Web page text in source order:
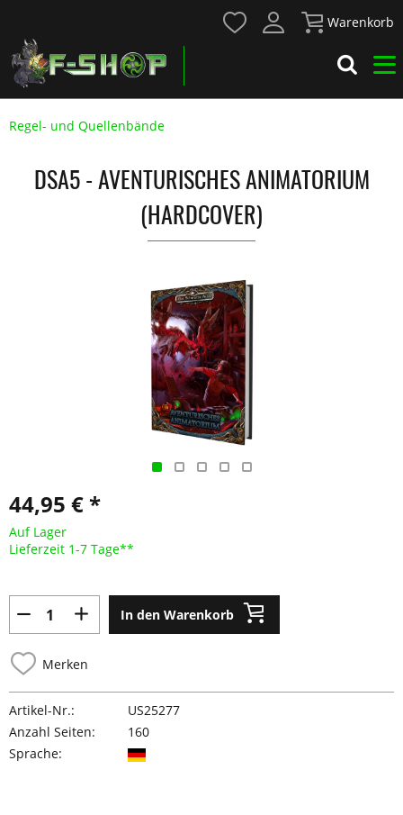
Warenkorb
Regel- und Quellenbände
DSA5 - AVENTURISCHES ANIMATORIUM
(HARDCOVER)
44,95 € *
Auf Lager
Lieferzeit 1-7 Tage**
In den Warenkorb
Merken
Artikel-Nr.:
US25277
Anzahl Seiten:
160
Sprache: